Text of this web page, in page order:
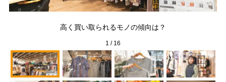
高く買い取られるモノの傾向は？
1 / 16